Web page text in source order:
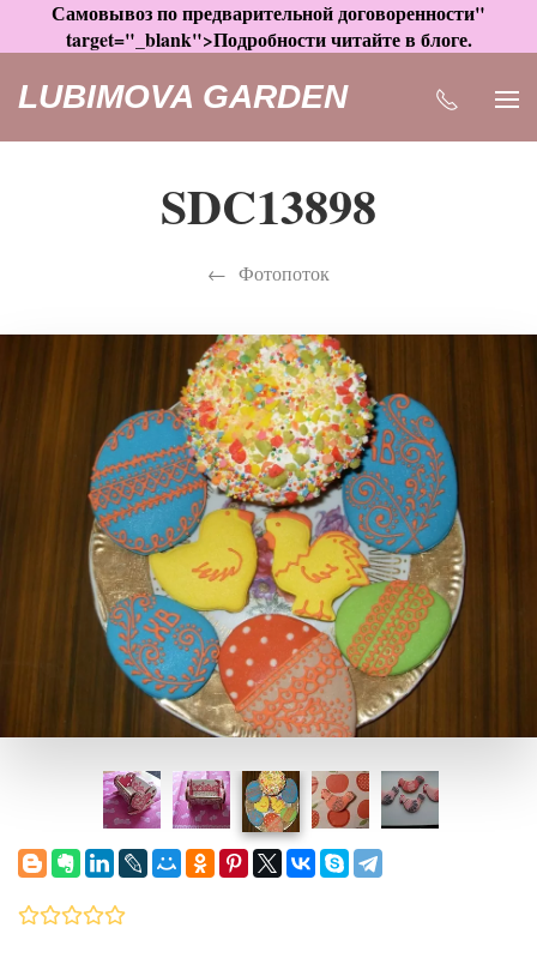
Самовывоз по предварительной договоренности"
target="_blank">Подробности читайте в блоге.
LUBIMOVA GARDEN
SDC13898
Фотопоток